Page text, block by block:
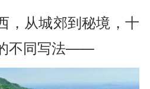
，从城郊到秘境，十
不同写法——